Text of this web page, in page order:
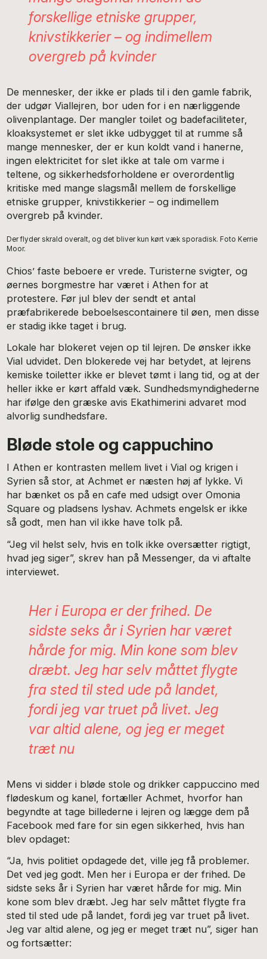
forskellige etniske grupper,
knivstikkerier – og indimellem
overgreb på kvinder
De mennesker, der ikke er plads til i den gamle fabrik,
der udgør Viallejren, bor uden for i en nærliggende
olivenplantage. Der mangler toilet og badefaciliteter,
kloaksystemet er slet ikke udbygget til at rumme så
mange mennesker, der er kun koldt vand i hanerne,
ingen elektricitet for slet ikke at tale om varme i
teltene, og sikkerhedsforholdene er overordentlig
kritiske med mange slagsmål mellem de forskellige
etniske grupper, knivstikkerier – og indimellem
overgreb på kvinder.
Der flyder skrald overalt, og det bliver kun kørt væk sporadisk. Foto Kerrie
Moor.
Chios’ faste beboere er vrede. Turisterne svigter, og
øernes borgmestre har været i Athen for at
protestere. Før jul blev der sendt et antal
præfabrikerede beboelsescontainere til øen, men disse
er stadig ikke taget i brug.
Lokale har blokeret vejen op til lejren. De ønsker ikke
Vial udvidet. Den blokerede vej har betydet, at lejrens
kemiske toiletter ikke er blevet tømt i lang tid, og at der
heller ikke er kørt affald væk. Sundhedsmyndighederne
har ifølge den græske avis Ekathimerini advaret mod
alvorlig sundhedsfare.
Bløde stole og cappuchino
I Athen er kontrasten mellem livet i Vial og krigen i
Syrien så stor, at Achmet er næsten høj af lykke. Vi
har bænket os på en cafe med udsigt over Omonia
Square og pladsens lyshav. Achmets engelsk er ikke
så godt, men han vil ikke have tolk på.
“Jeg vil helst selv, hvis en tolk ikke oversætter rigtigt,
hvad jeg siger”, skrev han på Messenger, da vi aftalte
interviewet.
Her i Europa er der frihed. De
sidste seks år i Syrien har været
hårde for mig. Min kone som blev
dræbt. Jeg har selv måttet flygte
fra sted til sted ude på landet,
fordi jeg var truet på livet. Jeg
var altid alene, og jeg er meget
træt nu
Mens vi sidder i bløde stole og drikker cappuccino med
flødeskum og kanel, fortæller Achmet, hvorfor han
begyndte at tage billederne i lejren og lægge dem på
Facebook med fare for sin egen sikkerhed, hvis han
blev opdaget:
“Ja, hvis politiet opdagede det, ville jeg få problemer.
Det ved jeg godt. Men her i Europa er der frihed. De
sidste seks år i Syrien har været hårde for mig. Min
kone som blev dræbt. Jeg har selv måttet flygte fra
sted til sted ude på landet, fordi jeg var truet på livet.
Jeg var altid alene, og jeg er meget træt nu”, siger han
og fortsætter: